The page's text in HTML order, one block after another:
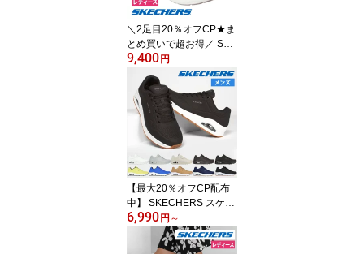
＼2足目20％オフCP★ま
とめ買いで超お得／ SKE
CHERS スリップインズ
レディース スリッポン 1
77586 177587 履きやす
い 黒 ブラック ローズゴ
ールド トープ ヒールク
リップ スニーカー ハン
ズフリー 靴 きれいめ お
しゃれ
9,400 円
【最大20％オフCP配布
中】 SKECHERS スケッ
チャーズ uno メンズ ス
ニーカー 厚底 シューズ
エアクッション 52458
6,990 円 ～